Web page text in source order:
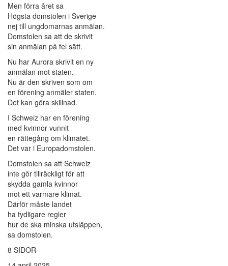
Men förra året sa
Högsta domstolen i Sverige
nej till ungdomarnas anmälan.
Domstolen sa att de skrivit
sin anmälan på fel sätt.
Nu har Aurora skrivit en ny
anmälan mot staten.
Nu är den skriven som om
en förening anmäler staten.
Det kan göra skillnad.
I Schweiz har en förening
med kvinnor vunnit
en rättegång om klimatet.
Det var i Europadomstolen.
Domstolen sa att Schweiz
inte gör tillräckligt för att
skydda gamla kvinnor
mot ett varmare klimat.
Därför måste landet
ha tydligare regler
hur de ska minska utsläppen,
sa domstolen.
8 SIDOR